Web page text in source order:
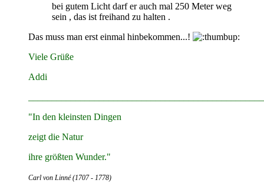
bei gutem Licht darf er auch mal 250 Meter weg
sein , das ist freihand zu halten .
Das muss man erst einmal hinbekommen...!
Viele Grüße
Addi
"In den kleinsten Dingen
zeigt die Natur
ihre größten Wunder."
Carl von Linné (1707 - 1778)